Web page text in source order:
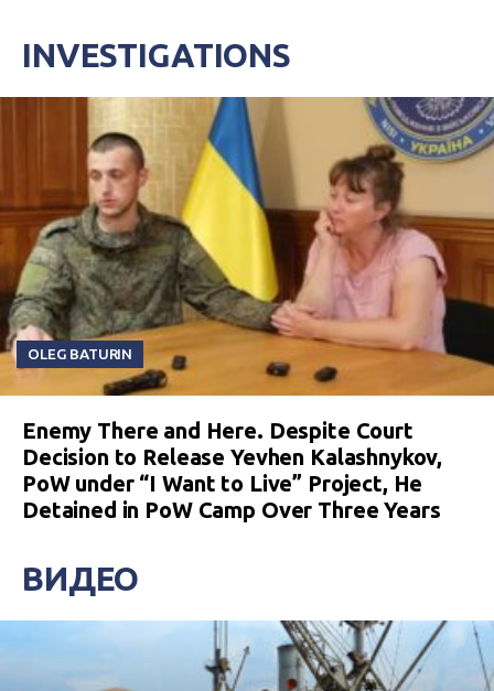
INVESTIGATIONS
OLEG BATURIN
Enemy There and Here. Despite Court
Decision to Release Yevhen Kalashnykov,
PoW under “I Want to Live” Project, He
Detained in PoW Camp Over Three Years
ВИДЕО